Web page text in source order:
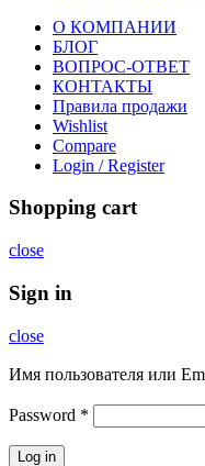
О КОМПАНИИ
БЛОГ
ВОПРОС-ОТВЕТ
КОНТАКТЫ
Правила продажи
Wishlist
Compare
Login / Register
Shopping cart
close
Sign in
close
Имя пользователя или
Password *
Log in